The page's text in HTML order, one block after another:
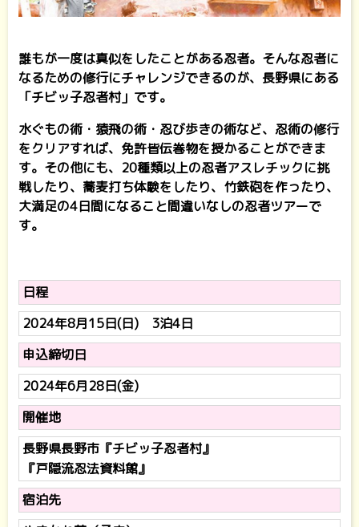
誰もが一度は真似をしたことがある忍者。そんな忍者に
なるための修行にチャレンジできるのが、長野県にある
「チビッ子忍者村」です。
水ぐもの術・猿飛の術・忍び歩きの術など、忍術の修行
をクリアすれば、免許皆伝巻物を授かることができま
す。その他にも、20種類以上の忍者アスレチックに挑
戦したり、蕎麦打ち体験をしたり、竹鉄砲を作ったり、
大満足の4日間になること間違いなしの忍者ツアーで
す。
日程
2024年8月15日(日) 3泊4日
申込締切日
2024年6月28日(金)
開催地
長野県長野市『チビッ子忍者村』
『戸隠流忍法資料館』
宿泊先